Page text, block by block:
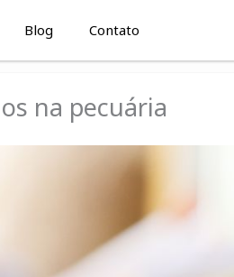
Blog Contato
na pecuária